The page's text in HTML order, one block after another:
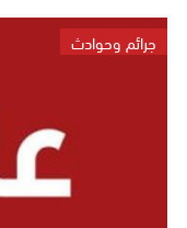
جرائم وحوادث